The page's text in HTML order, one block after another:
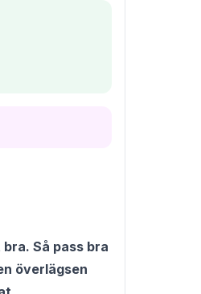
Så pass bra
överlägsen